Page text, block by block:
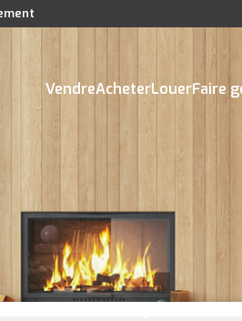
VendreAcheterLouerFaire